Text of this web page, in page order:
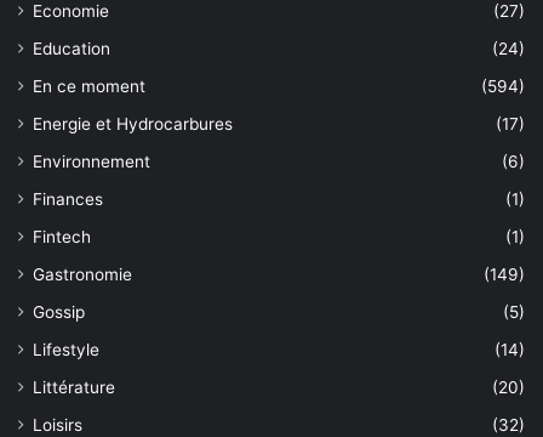
Economie
(27)
Education
(24)
En ce moment
(594)
Energie et Hydrocarbures
(17)
Environnement
(6)
Finances
(1)
Fintech
(1)
Gastronomie
(149)
Gossip
(5)
Lifestyle
(14)
Littérature
(20)
Loisirs
(32)